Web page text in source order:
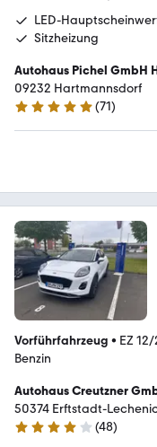
LED-
Sitzheizung
Autohaus Pichel GmbH
09232 Hartmannsdorf
4.9 Sterne
(71)
Vorführfahrzeug • EZ
Benzin
Autohaus Creutzner
50374 Erftstadt-
4.2 Sterne
(48)